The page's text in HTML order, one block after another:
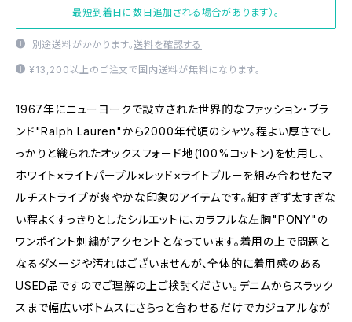
最短到着日に数日追加される場合があります）。
別途送料がかかります。送料を確認する
¥13,200以上のご注文で国内送料が無料になります。
1967年にニューヨークで設立された世界的なファッション・ブラ
ンド"Ralph Lauren"から2000年代頃のシャツ。程よい厚さでし
っかりと織られたオックスフォード地(100%コットン)を使用し、
ホワイト×ライトパープル×レッド×ライトブルーを組み合わせたマ
ルチストライプが爽やかな印象のアイテムです。細すぎず太すぎな
い程よくすっきりとしたシルエットに、カラフルな左胸"PONY"の
ワンポイント刺繍がアクセントとなっています。着用の上で問題と
なるダメージや汚れはございませんが、全体的に着用感のある
USED品ですのでご理解の上ご検討ください。デニムからスラック
スまで幅広いボトムスにさらっと合わせるだけでカジュアルなが